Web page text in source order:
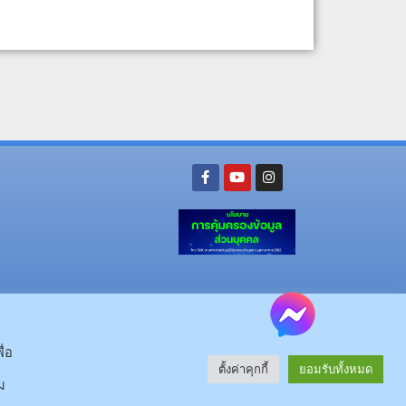
โทรศัพท์ : 043-602-055 โทรสาร : 043-602-044
โทรศัพท์ 043-811128 08-64584360 โทรสาร 043-813070
© 2025 All rights Reserved.
อ
ตั้งค่าคุกกี้ ยอมรับทั้งหมด